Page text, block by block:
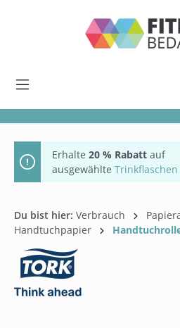
Erhalte 20 % Rabatt auf
ausgewählte Trinkflaschen
Du bist hier: Verbrauch
Handtuchpapier